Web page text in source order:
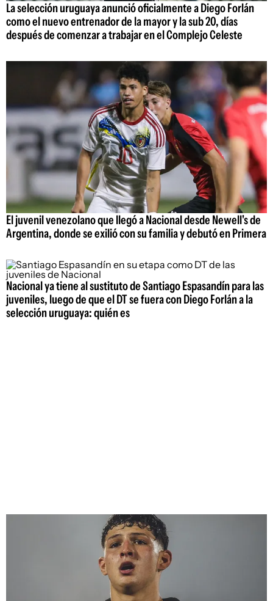
La selección uruguaya anunció oficialmente a Diego Forlán
como el nuevo entrenador de la mayor y la sub 20, días
después de comenzar a trabajar en el Complejo Celeste
El juvenil venezolano que llegó a Nacional desde Newell's de
Argentina, donde se exilió con su familia y debutó en Primera
Nacional ya tiene al sustituto de Santiago Espasandín para las
juveniles, luego de que el DT se fuera con Diego Forlán a la
selección uruguaya: quién es